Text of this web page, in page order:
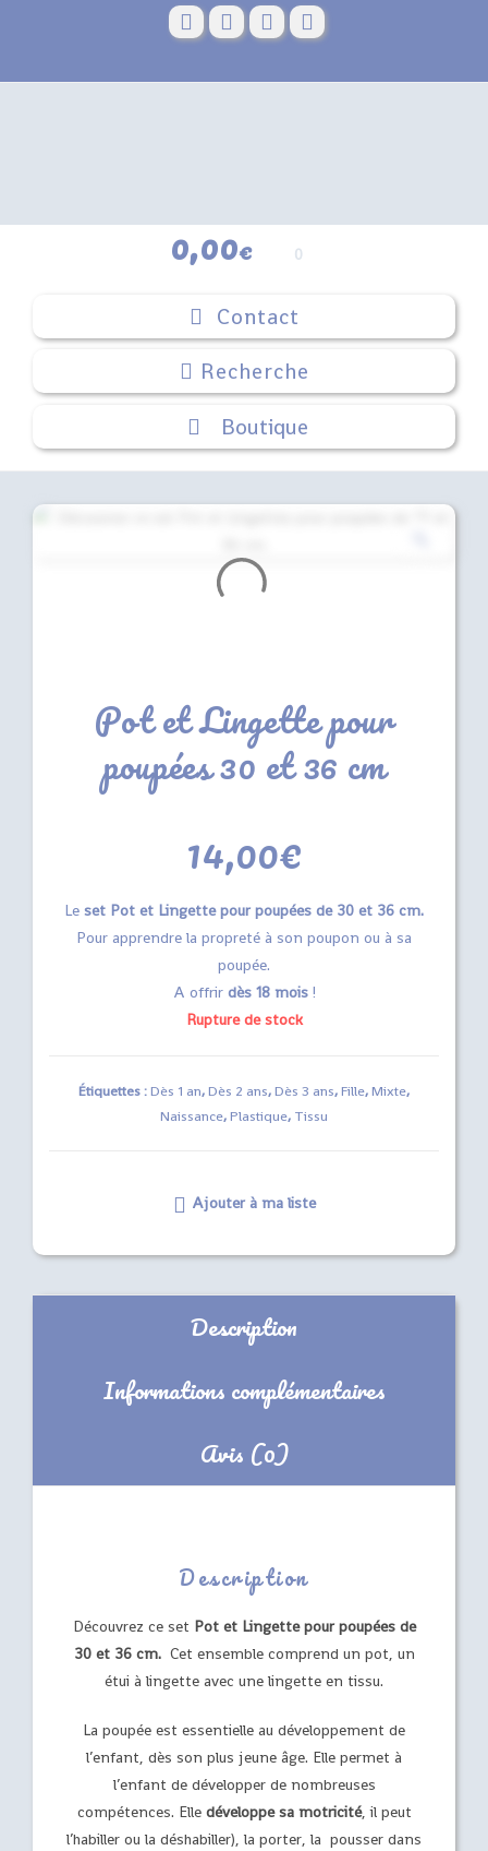
0,00€ 0
Contact
Boutique
Pot et Lingette pour
poupées 30 et 36 cm
14,00€
Le set Pot et Lingette pour poupées de 30 et 36 cm.
Pour apprendre la propreté à son poupon ou à sa
poupée.
A offrir dès 18 mois !
Rupture de stock
Étiquettes :Dès 1 an,Dès 2 ans,Dès 3 ans,Fille,Mixte,
Naissance,Plastique, Tissu
Ajouter à ma liste
Description
Informations complémentaires
Avis (0)
Description
Découvrez ce set Pot et Lingette pour poupées de
30 et 36 cm. Cet ensemble comprend un pot, un
étui à lingette avec une lingette en tissu.
La poupée est essentielle au développement de
l’enfant, dès son plus jeune âge. Elle permet à
l’enfant de développer de nombreuses
compétences. Elledéveloppe sa motricité, il peut
l’habiller ou la déshabiller), la porter, la pousser dans